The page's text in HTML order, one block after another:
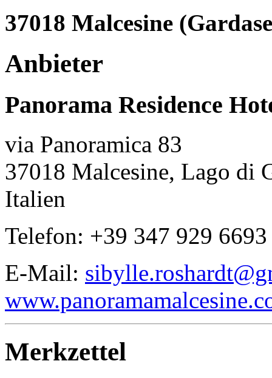
37018 Malcesine
Anbieter
Panorama Residence
via Panoramica 83
37018 Malcesine, Lago di
Italien
Telefon: +39 347 929 6693
E-Mail:
Merkzettel